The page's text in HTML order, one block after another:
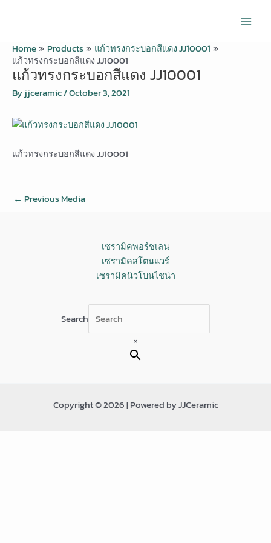
Home Products
แก้วทรงกระบอกสีแดง JJ10001
แก้วทรงกระบอกสีแดง JJ10001
แก้วทรงกระบอกสีแดง JJ10001
Byjjceramic/October 3, 2021
แก้วทรงกระบอกสีแดง JJ10001
← Previous Media
เซรามิคพอร์ซเลน
เซรามิคสโตนแวร์
เซรามิคนิวโบนไชน่า
Search
×
Copyright © 2026 | Powered by JJCeramic